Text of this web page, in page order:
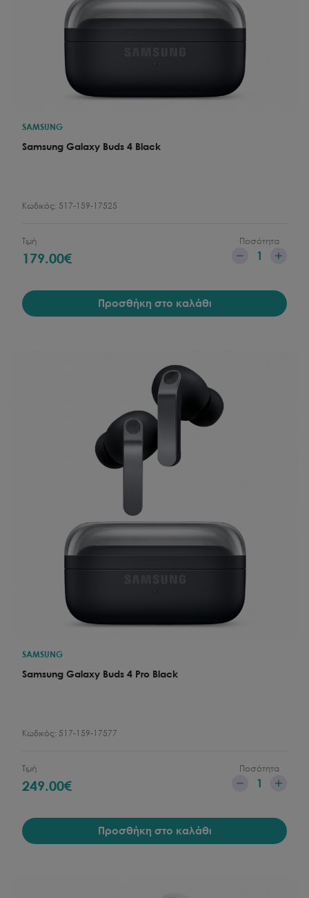
SAMSUNG
Samsung Galaxy Buds 4 Black
Κωδικός: 517-159-17525
Τιμή
179.00€
Ποσότητα
1
Προσθήκη στο καλάθι
SAMSUNG
Samsung Galaxy Buds 4 Pro Black
Κωδικός: 517-159-17577
Τιμή
249.00€
Ποσότητα
1
Προσθήκη στο καλάθι